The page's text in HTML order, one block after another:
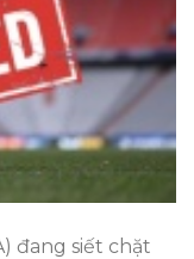
đang siết chặt